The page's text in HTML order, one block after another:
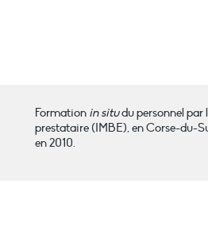
Formation in situdu personnel par
prestataire (IMBE), en Corse-du-
en 2010.